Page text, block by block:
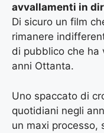
avvallamenti in
Di sicuro un film
rimanere
di pubblico che ha
anni Ottanta.
Uno spaccato di
quotidiani negli
un maxi processo,